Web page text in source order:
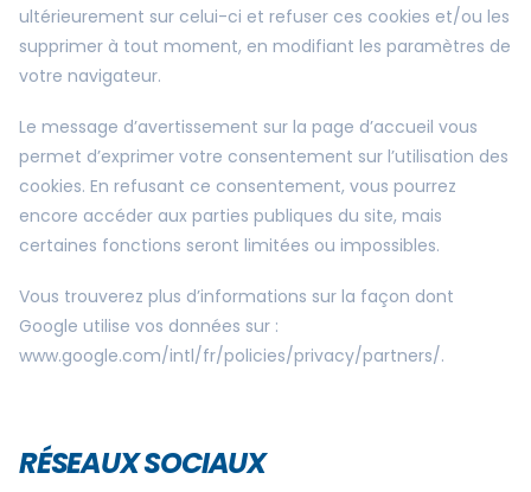
ultérieurement sur celui-ci et refuser ces cookies et/ou les
supprimer à tout moment, en modifiant les paramètres de
votre navigateur.
Le message d’avertissement sur la page d’accueil vous
permet d’exprimer votre consentement sur l’utilisation des
cookies. En refusant ce consentement, vous pourrez
encore accéder aux parties publiques du site, mais
certaines fonctions seront limitées ou impossibles.
Vous trouverez plus d’informations sur la façon dont
Google utilise vos données sur :
www.google.com/intl/fr/policies/privacy/partners/.
RÉSEAUX SOCIAUX